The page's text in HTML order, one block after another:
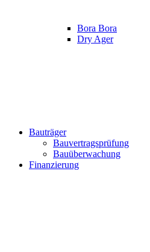
Bora Bora
Dry Ager
Bauträger
Bauvertragsprüfung
Bauüberwachung
Finanzierung